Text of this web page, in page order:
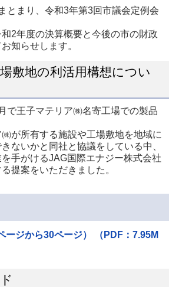
とまり、令和3年第3回市議会定例会
2年度の決算概要と今後の市の財政
知らせします。
敷地の利活用構想につい
で王子マテリア㈱名寄工場での製品
が所有する施設や工場敷地を地域に
ないかと同社と協議をしている中、
手がけるJAG国際エナジー株式会社
提案をいただきました。
ジから30ページ） （PDF：7.95M